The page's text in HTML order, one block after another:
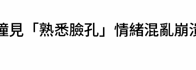
運勢
「熟悉臉孔」情緒混亂崩